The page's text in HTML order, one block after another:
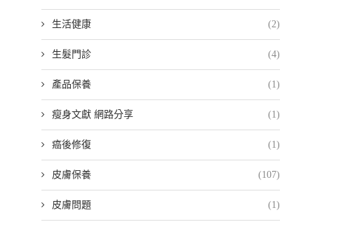
生活健康 (2)
生髮門診 (4)
產品保養 (1)
瘦身文獻 網路分享 (1)
癌後修復 (1)
皮膚保養 (107)
皮膚問題 (1)